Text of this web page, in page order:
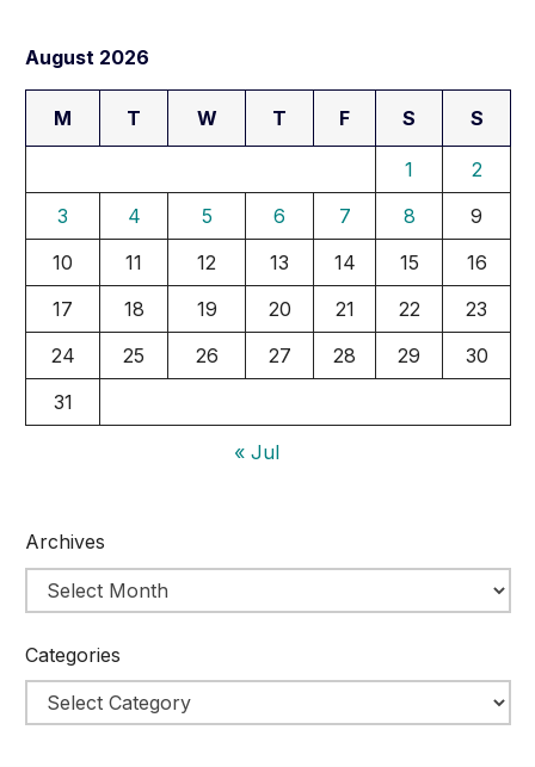
August 2026
M T W T F S S
1
2
3
4 5 6 7 8
9
10
11 12 13 14 15
16
17
18 19 20 21 22
23
24
25 26 27 28 29
30
31
« Jul
Archives
Categories